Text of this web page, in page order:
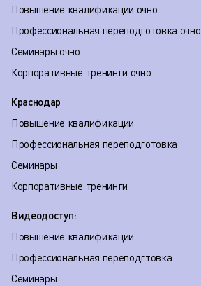
Повышение квалификации очно
Профессиональная переподготовка очно
Семинары очно
Корпоративные тренинги очно
Краснодар
Повышение квалификации
Профессиональная переподготовка
Семинары
Корпоративные тренинги
Видеодоступ:
Повышение квалификации
Профессиональная переподгтовка
Семинары